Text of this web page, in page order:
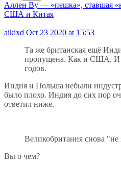
Аллен Ву — «пешка», ставшая
США и Китая
aikixd Oct 23 2020 at 15:53
Та же британская ещё
пропущена. Как и США. И
годов.
Индия и Польша небыли
было плохо. Индия до сих пор
ответил ниже.
Великобритания снова "не
Вы о чем?